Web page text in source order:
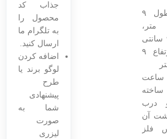
ابعاد :طول ۹
متر،
عرض ۹ سانتی
متر، ارتفاع ۹
ساعت
ساخته
درب
آن
فلز
جذاب کد
محصول را
به تلگرام ما
ارسال کنید.
اضافه کردن
لوگو برند یا
طرح
پیشنهادی
شما به
صورت
لیزری